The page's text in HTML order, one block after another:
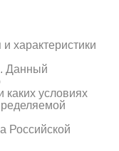
характеристики
Данный
условиях
Российской